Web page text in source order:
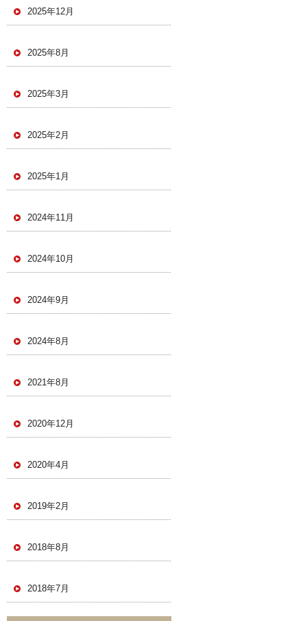
2025年12月
2025年8月
2025年3月
2025年2月
2025年1月
2024年11月
2024年10月
2024年9月
2024年8月
2021年8月
2020年12月
2020年4月
2019年2月
2018年8月
2018年7月